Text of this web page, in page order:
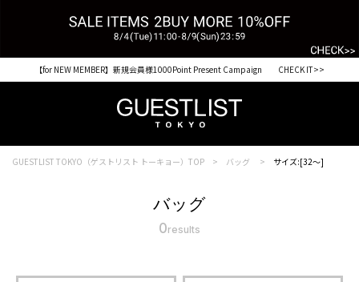
【for NEW MEMBER】新規会員様1000Point Present Campaign CHECK IT>>
GUESTLIST TOKYO（ゲストリスト トーキョー）TOP バッグ サイズ:[32～]
バッグ
0results